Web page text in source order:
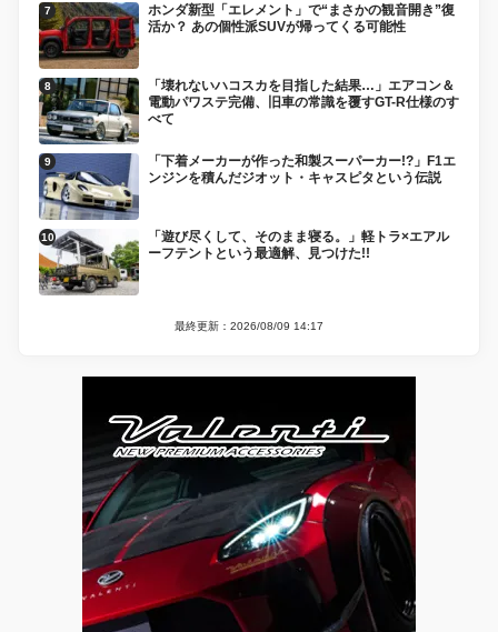
ホンダ新型「エレメント」で“まさかの観音開き”復
活か？ あの個性派SUVが帰ってくる可能性
「壊れないハコスカを目指した結果…」エアコン＆
電動パワステ完備、旧車の常識を覆すGT-R仕様のす
べて
「下着メーカーが作った和製スーパーカー!?」F1エ
ンジンを積んだジオット・キャスピタという伝説
「遊び尽くして、そのまま寝る。」軽トラ×エアル
ーフテントという最適解、見つけた!!
最終更新：2026/08/09 14:17